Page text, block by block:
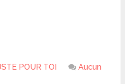
POUR TOI
Aucun